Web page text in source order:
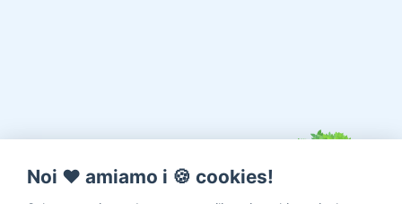
Noi ♥️ amiamo i 🍪 cookies!